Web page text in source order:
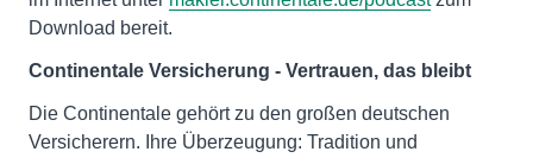
Download bereit.
Continentale Versicherung - Vertrauen, das bleibt
Die Continentale gehört zu den großen deutschen
Versicherern. Ihre Überzeugung: Tradition und